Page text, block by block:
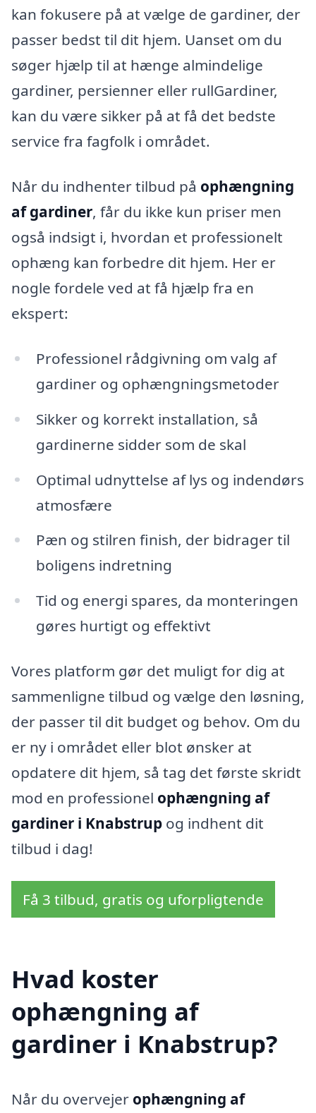
kan fokusere på at vælge de gardiner, der
passer bedst til dit hjem. Uanset om du
søger hjælp til at hænge almindelige
gardiner, persienner eller rullGardiner,
kan du være sikker på at få det bedste
service fra fagfolk i området.
Når du indhenter tilbud på ophængning
af gardiner, får du ikke kun priser men
også indsigt i, hvordan et professionelt
ophæng kan forbedre dit hjem. Her er
nogle fordele ved at få hjælp fra en
ekspert:
Professionel rådgivning om valg af
gardiner og ophængningsmetoder
Sikker og korrekt installation, så
gardinerne sidder som de skal
Optimal udnyttelse af lys og indendørs
atmosfære
Pæn og stilren finish, der bidrager til
boligens indretning
Tid og energi spares, da monteringen
gøres hurtigt og effektivt
Vores platform gør det muligt for dig at
sammenligne tilbud og vælge den løsning,
der passer til dit budget og behov. Om du
er ny i området eller blot ønsker at
opdatere dit hjem, så tag det første skridt
mod en professionel ophængning af
gardiner i Knabstrup og indhent dit
tilbud i dag!
Få 3 tilbud, gratis og uforpligtende
Hvad koster
ophængning af
gardiner i Knabstrup?
Når du overvejer ophængning af